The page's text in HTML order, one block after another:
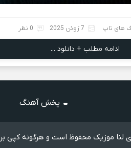
های تاپ 7 ژوئن 2025 0 نظر
ادامه مطلب + دانلود ...
پخش آهنگ
لنا موزیک محفوظ است و هرگونه کپی